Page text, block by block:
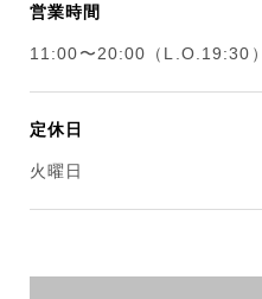
営業時間
11:00〜20:00（L.O.19:30）
定休日
火曜日